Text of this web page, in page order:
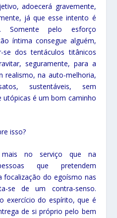
adoecerá gravemente,
já que esse intento é
Somente pelo esforço
íntima consegue alguém,
se dos tentáculos titânicos
seguramente, para a
realismo, na auto-melhoria,
sustentáveis, sem
utópicas é um bom caminho
isso?
no serviço que na
que pretendem
focalização do egoísmo nas
se de um contra-senso.
exercício do espírito, que é
de si próprio pelo bem